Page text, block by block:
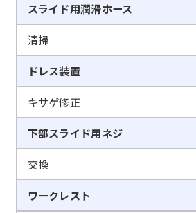
スライド用潤滑ホース
清掃
ドレス装置
キサゲ修正
下部スライド用ネジ
交換
ワークレスト